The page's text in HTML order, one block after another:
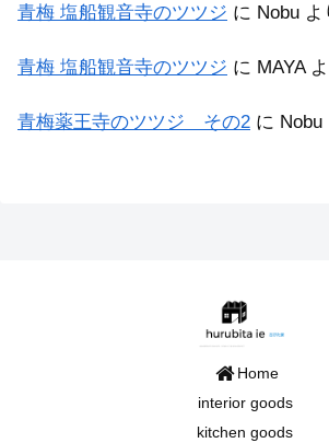
青梅 塩船観音寺のツツジ に Nobu よ
青梅 塩船観音寺のツツジ に MAYAよ
青梅薬王寺のツツジ その2 に Nobu
Home
interior goods
kitchen goods